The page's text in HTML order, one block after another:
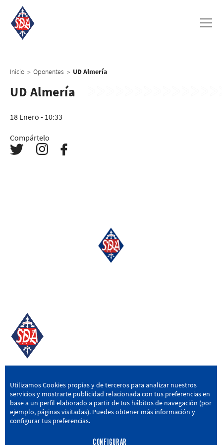
Inicio > Oponentes > UD Almería
UD Almería
18 Enero - 10:33
Compártelo
SD AMOREBIETA
San Miguel Kalea, 16, 48340 Amorebieta, Bizkaia
946 604 751 | sda@sdamorebieta.eus
Utilizamos Cookies propias y de terceros para analizar nuestros
servicios y mostrarte publicidad relacionada con tus preferencias en
base a un perfil elaborado a partir de tus hábitos de navegación (por
ejemplo, páginas visitadas). Puedes obtener más información y
configurar tus preferencias.
CONFIGURAR